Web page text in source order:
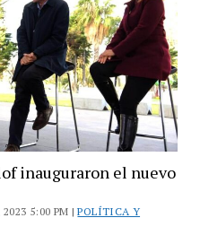
inauguraron el nuevo
2023 5:00 PM |POLÍTICA Y